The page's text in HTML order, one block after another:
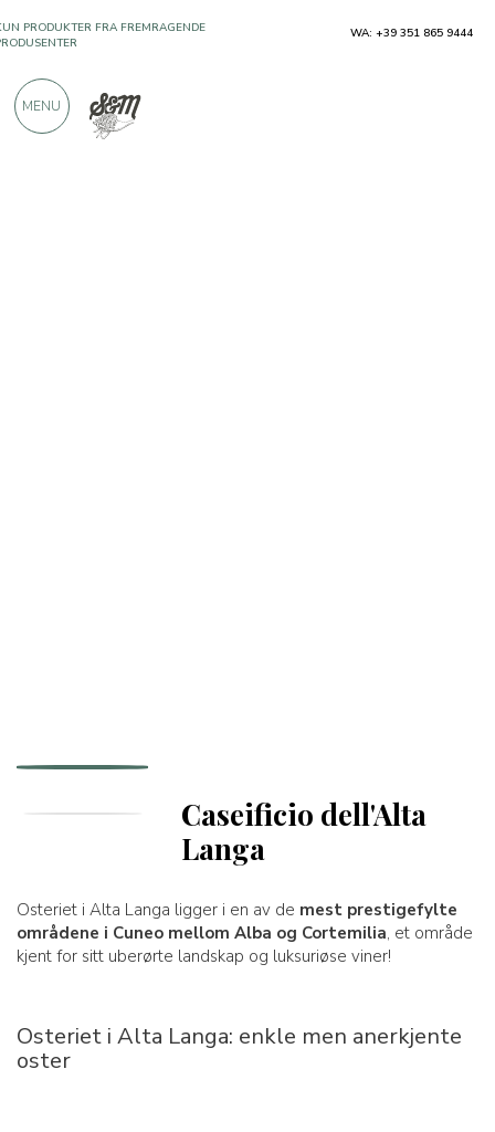
Caseificio dell'Alta
Langa
Osteriet i Alta Langa ligger i en av de mest prestigefylte
områdene i Cuneo mellom Alba og Cortemilia, et område
kjent for sitt uberørte landskap og luksuriøse viner!
Osteriet i Alta Langa: enkle men anerkjente
oster
900 POSITIVE ANMELDELSER WA: +39 351 865 9444
MENU